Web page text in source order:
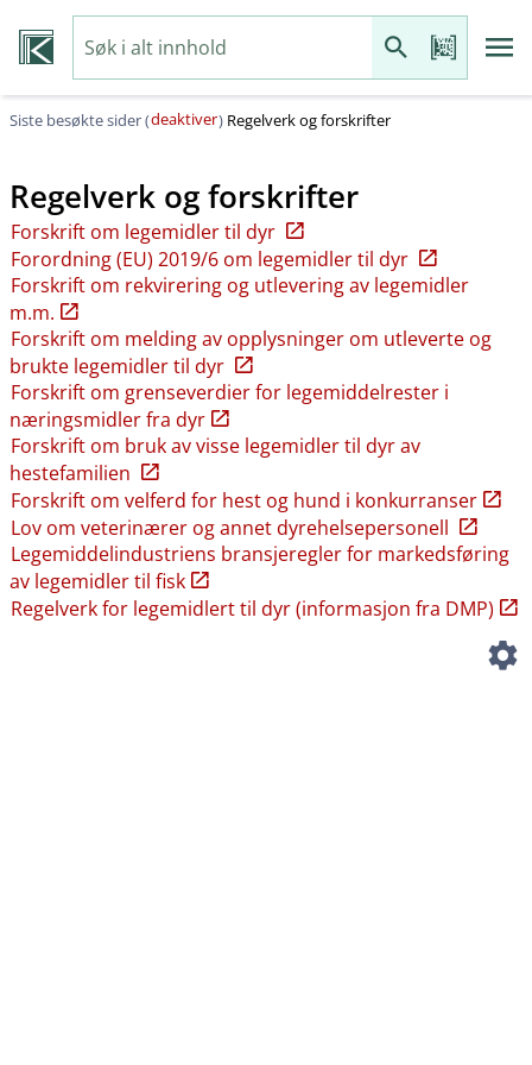
Siste besøkte sider (deaktiver) Regelverk og forskrifter
Regelverk og forskrifter
Forskrift om legemidler til dyr
Forordning (EU) 2019/6 om legemidler til dyr
Forskrift om rekvirering og utlevering av legemidler
m.m.
Forskrift om melding av opplysninger om utleverte og
brukte legemidler til dyr
Forskrift om grenseverdier for legemiddelrester i
næringsmidler fra dyr
Forskrift om bruk av visse legemidler til dyr av
hestefamilien
Forskrift om velferd for hest og hund i konkurranser
Lov om veterinærer og annet dyrehelsepersonell
Legemiddelindustriens bransjeregler for markedsføring
av legemidler til fisk
Regelverk for legemidlert til dyr (informasjon fra DMP)